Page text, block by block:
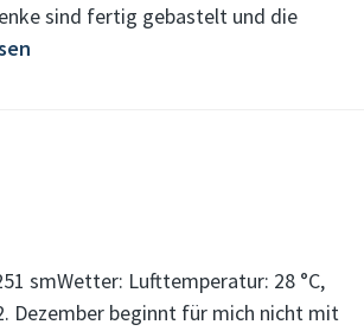
sind fertig gebastelt und die
smWetter: Lufttemperatur: 28 °C,
Dezember beginnt für mich nicht mit